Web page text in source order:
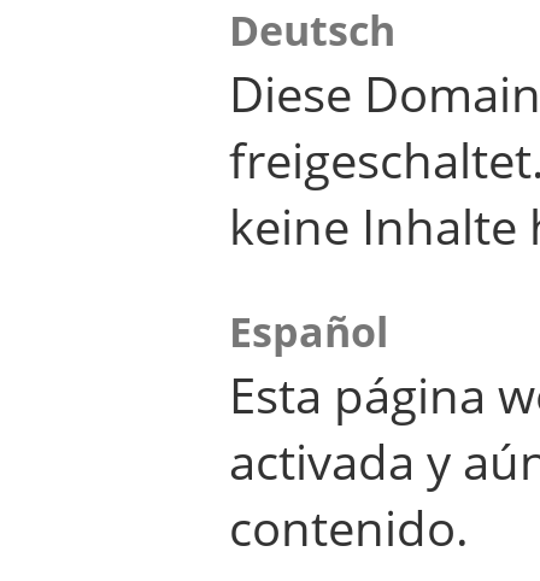
Deutsch
Diese
keine Inhalte
Español
Esta página
activada y
contenido.